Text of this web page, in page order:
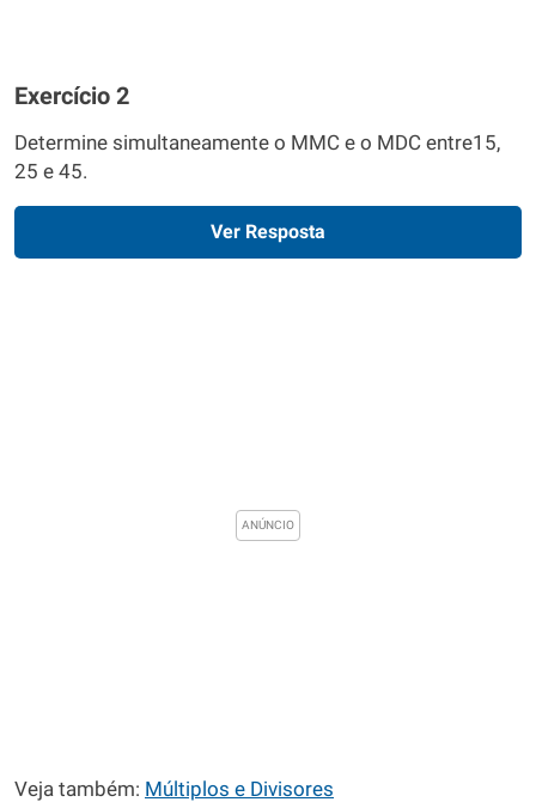
Exercício 2
Determine simultaneamente o MMC e o MDC entre15,
25 e 45.
Ver Resposta
Veja também: Múltiplos e Divisores